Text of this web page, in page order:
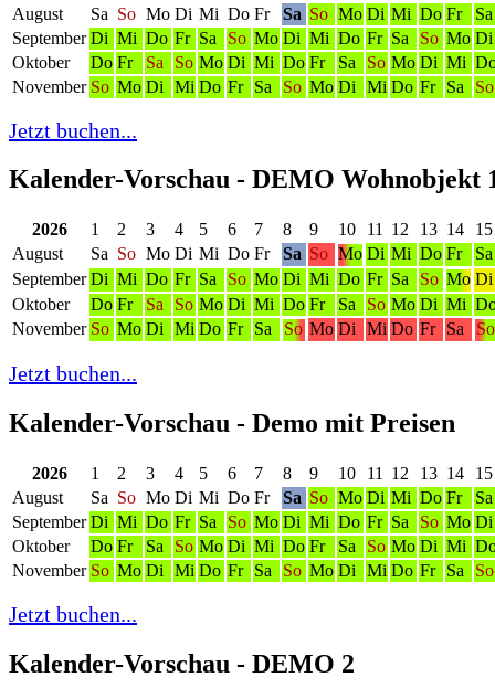
August
Sa So Mo Di Mi Do Fr Sa So Mo Di Mi Do Fr
Sa
September Di Mi Do Fr Sa So Mo Di Mi Do Fr Sa So Mo Di
Oktober
Do Fr Sa So Mo Di Mi Do Fr Sa So Mo Di Mi
November So Mo Di Mi Do Fr Sa So Mo Di Mi Do Fr Sa So
Jetzt buchen...
Kalender-Vorschau - DEMO Wohnobjekt
2026 1 2 3 4 5 6 7 8 9 10 11 12 13 14
15
August
Sa So Mo Di Mi Do Fr Sa So Mo Di Mi Do Fr
Sa
September Di Mi Do Fr Sa So Mo Di Mi Do Fr Sa So Mo Di
Oktober
Do Fr Sa So Mo Di Mi Do Fr Sa So Mo Di Mi
November So Mo Di Mi Do Fr Sa So Mo Di Mi Do Fr Sa So
Jetzt buchen...
Kalender-Vorschau - Demo mit Preisen
2026 1 2 3 4 5 6 7 8 9 10 11 12 13 14
15
August
Sa So Mo Di Mi Do Fr Sa So Mo Di Mi Do Fr
Sa
September Di Mi Do Fr Sa So Mo Di Mi Do Fr Sa So Mo Di
Oktober
Do Fr Sa So Mo Di Mi Do Fr Sa So Mo Di Mi
November So Mo Di Mi Do Fr Sa So Mo Di Mi Do Fr Sa So
Jetzt buchen...
Kalender-Vorschau - DEMO 2